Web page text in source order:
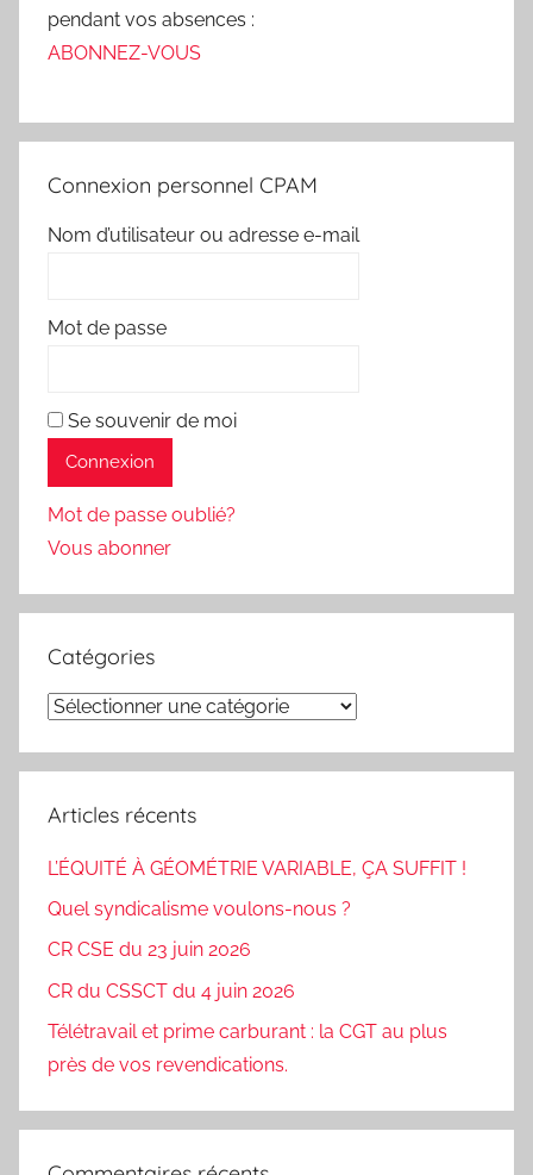
pendant vos absences :
ABONNEZ-VOUS
Connexion personnel CPAM
Nom d’utilisateur ou adresse e-mail
Mot de passe
Se souvenir de moi
Mot de passe oublié?
Vous abonner
Catégories
Catégories
Articles récents
L’ÉQUITÉ À GÉOMÉTRIE VARIABLE, ÇA SUFFIT !
Quel syndicalisme voulons-nous ?
CR CSE du 23 juin 2026
CR du CSSCT du 4 juin 2026
Télétravail et prime carburant : la CGT au plus
près de vos revendications.